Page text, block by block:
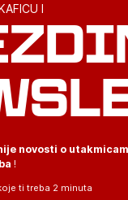
I
novosti o
!
ti treba 2 minuta